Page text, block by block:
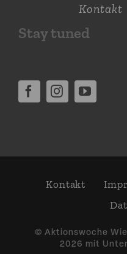
Kontakt
Stay tuned
Kontakt
© Aktions­woche
2026 mit